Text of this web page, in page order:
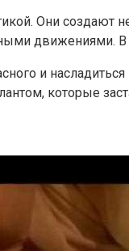
Они создают
движениями.
и
которые